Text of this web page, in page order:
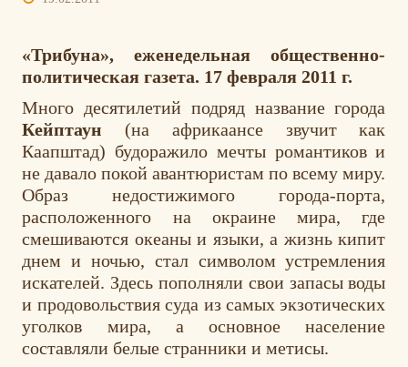
«Трибуна», еженедельная общественно-
политическая газета. 17 февраля 2011 г.
Много десятилетий подряд название города
Кейптаун (на африкаансе звучит как
Каапштад) будоражило мечты романтиков и
не давало покой авантюристам по всему миру.
Образ недостижимого города-порта,
расположенного на окраине мира, где
смешиваются океаны и языки, а жизнь кипит
днем и ночью, стал символом устремления
искателей. Здесь пополняли свои запасы воды
и продовольствия суда из самых экзотических
уголков мира, а основное население
составляли белые странники и метисы.